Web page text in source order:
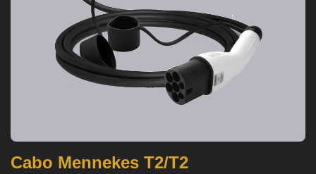
Cabo Mennekes T2/T2